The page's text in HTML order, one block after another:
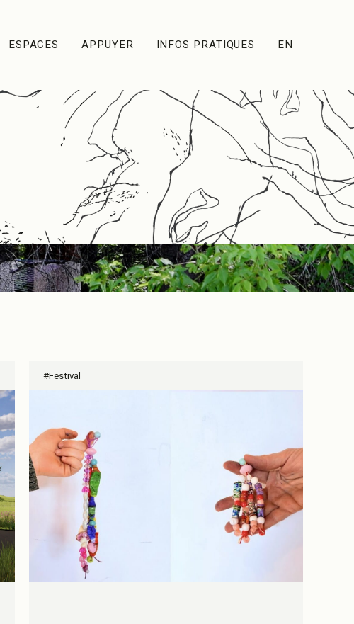
ESPACES APPUYER INFOS PRATIQUES EN
#Festival